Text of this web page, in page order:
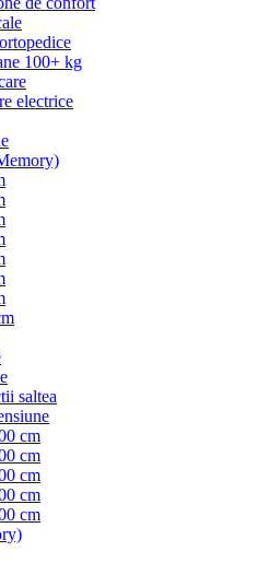
100+ kg
electrice
saltea
cm
cm
cm
cm
cm